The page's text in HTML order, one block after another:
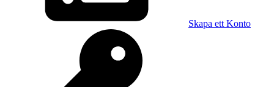
Skapa ett Konto